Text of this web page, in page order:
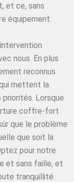
et ce, sans
équipement.
nous. En plus
reconnus
mettent la
Lorsque
coffre-fort
que le problème
que soit la
pour notre
et sans faille, et
tranquillité.